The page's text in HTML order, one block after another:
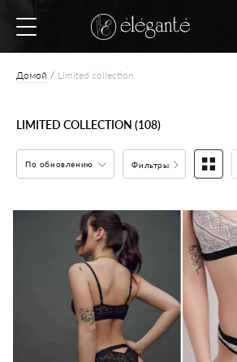
Домой Limited collection
LIMITED COLLECTION (108)
По обновлению Фильтры